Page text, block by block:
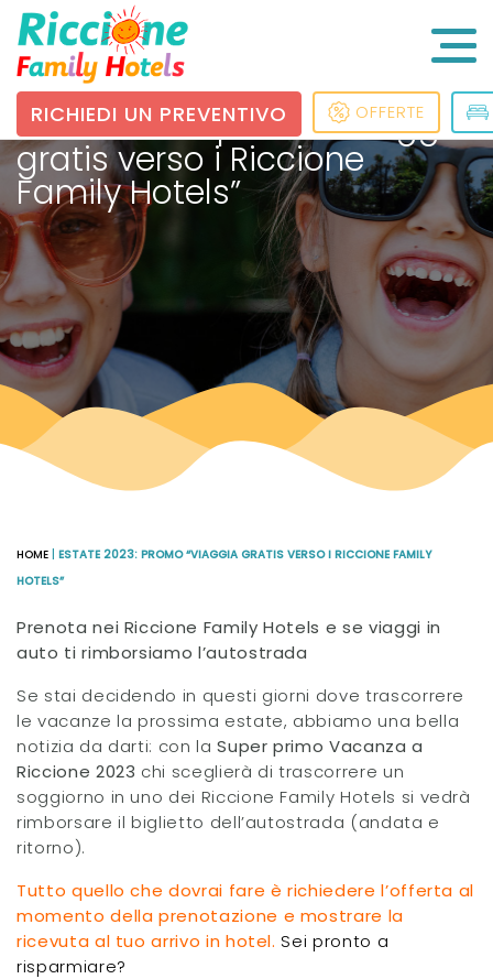
RICHIEDI UN PREVENTIVO OFFERTE
Estate 2023: promo “Viaggia
gratis verso i Riccione
Family Hotels”
HOME ESTATE 2023: PROMO “VIAGGIA GRATIS VERSO I RICCIONE FAMILY
HOTELS”
Prenota nei Riccione Family Hotels e se viaggi in
auto ti rimborsiamo l’autostrada
Se stai decidendo in questi giorni dove trascorrere
le vacanze la prossima estate, abbiamo una bella
notizia da darti: con laSuper primo Vacanza a
Riccione 2023 chi sceglierà di trascorrere un
soggiorno in uno dei Riccione Family Hotels si vedrà
rimborsare il biglietto dell’autostrada (andata e
ritorno).
Tutto quello che dovrai fare è richiedere l’offerta al
momento della prenotazione e mostrare la
ricevuta al tuo arrivo in hotel.Sei pronto a
risparmiare?